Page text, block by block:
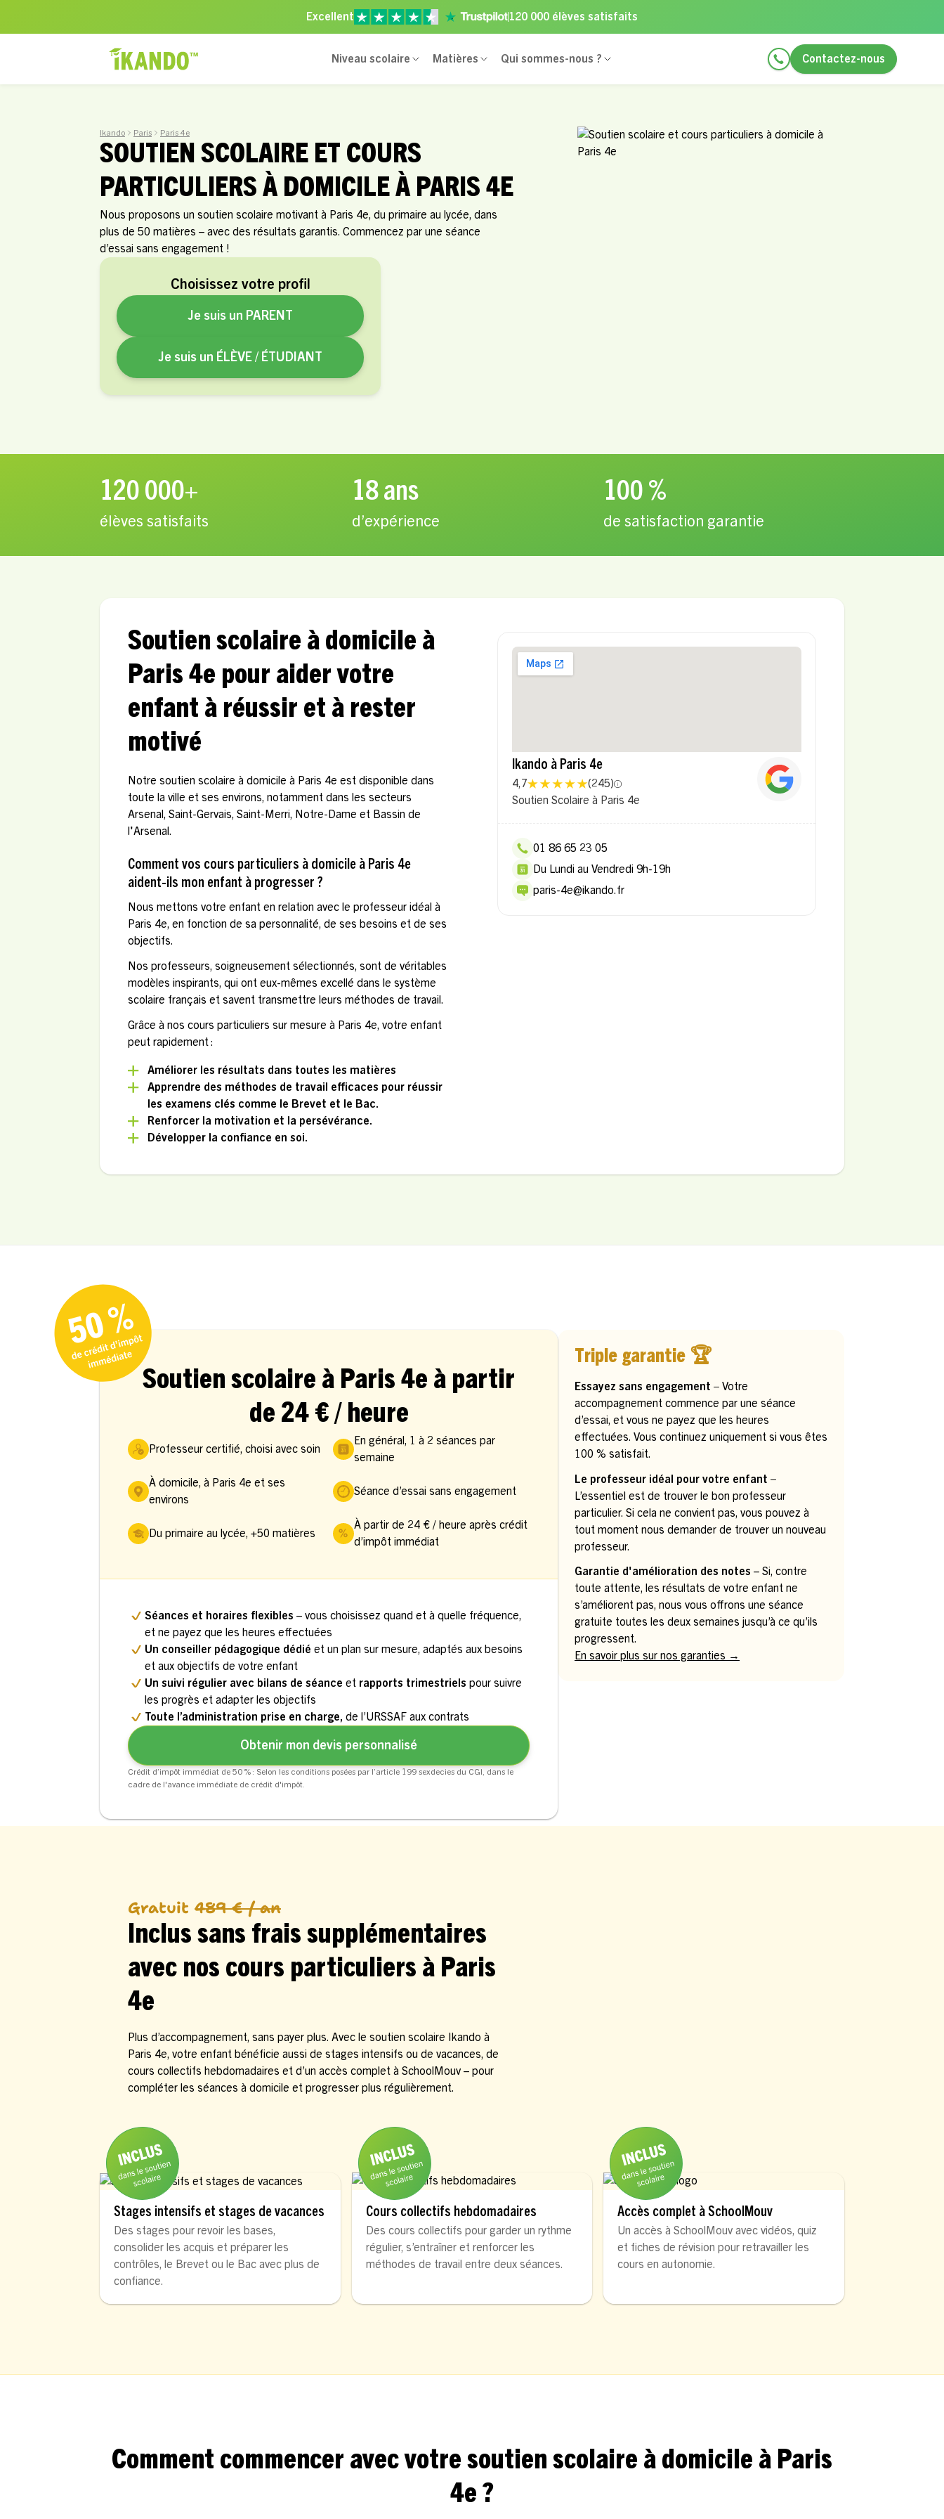
Excellent 120 000 élèves satisfaits
Niveau scolaire Matières Qui sommes-nous ? Contactez-nous
Ikando Paris Paris 4e
SOUTIEN SCOLAIRE ET COURS
PARTICULIERS À DOMICILE À PARIS 4E
Nous proposons un soutien scolaire motivant à Paris 4e, du primaire au lycée, dans
plus de 50 matières – avec des résultats garantis. Commencez par une séance
d’essai sans engagement !
Choisissez votre profil
Je suis un PARENT
Je suis un ÉLÈVE / ÉTUDIANT
120 000+
élèves satisfaits
18 ans
d’expérience
100 %
de satisfaction garantie
Soutien scolaire à domicile à
Paris 4e pour aider votre
enfant à réussir et à rester
motivé
Notre soutien scolaire à domicile à Paris 4e est disponible dans
toute la ville et ses environs, notamment dans les secteurs
Arsenal, Saint-Gervais, Saint-Merri, Notre-Dame et Bassin de
l'Arsenal.
Comment vos cours particuliers à domicile à Paris 4e
aident-ils mon enfant à progresser ?
Nous mettons votre enfant en relation avec le professeur idéal à
Paris 4e, en fonction de sa personnalité, de ses besoins et de ses
objectifs.
Nos professeurs, soigneusement sélectionnés, sont de véritables
modèles inspirants, qui ont eux-mêmes excellé dans le système
scolaire français et savent transmettre leurs méthodes de travail.
Grâce à nos cours particuliers sur mesure à Paris 4e, votre enfant
peut rapidement :
Améliorer les résultats dans toutes les matières
Apprendre des méthodes de travail efficaces pour réussir
les examens clés comme le Brevet et le Bac.
Renforcer la motivation et la persévérance.
Développer la confiance en soi.
Ikando à Paris 4e
4,7 (245)
Soutien Scolaire à Paris 4e
01 86 65 23 05
Du Lundi au Vendredi 9h-19h
paris-4e@ikando.fr
Soutien scolaire à Paris 4e à partir
de 24 € / heure
Professeur certifié, choisi avec soin
À domicile, à Paris 4e et ses
environs
Du primaire au lycée, +50 matières
En général, 1 à 2 séances par
semaine
Séance d’essai sans engagement
À partir de 24 € / heure après crédit
d’impôt immédiat
Séances et horaires flexibles – vous choisissez quand et à quelle fréquence,
et ne payez que les heures effectuées
Un conseiller pédagogique dédié et un plan sur mesure, adaptés aux besoins
et aux objectifs de votre enfant
Un suivi régulier avec bilans de séance et rapports trimestriels pour suivre
les progrès et adapter les objectifs
Toute l’administration prise en charge, de l’URSSAF aux contrats
Obtenir mon devis personnalisé
Crédit d’impôt immédiat de 50 % : Selon les conditions posées par l’article 199 sexdecies du CGI, dans le
cadre de l'avance immédiate de crédit d'impôt.
Triple garantie 🏆
Essayez sans engagement – Votre
accompagnement commence par une séance
d’essai, et vous ne payez que les heures
effectuées. Vous continuez uniquement si vous êtes
100 % satisfait.
Le professeur idéal pour votre enfant –
L’essentiel est de trouver le bon professeur
particulier. Si cela ne convient pas, vous pouvez à
tout moment nous demander de trouver un nouveau
professeur.
Garantie d'amélioration des notes – Si, contre
toute attente, les résultats de votre enfant ne
s’améliorent pas, nous vous offrons une séance
gratuite toutes les deux semaines jusqu’à ce qu’ils
progressent.
En savoir plus sur nos garanties →
Gratuit 489 € / an
Inclus sans frais supplémentaires
avec nos cours particuliers à Paris
4e
Plus d’accompagnement, sans payer plus. Avec le soutien scolaire Ikando à
Paris 4e, votre enfant bénéficie aussi de stages intensifs ou de vacances, de
cours collectifs hebdomadaires et d’un accès complet à SchoolMouv – pour
compléter les séances à domicile et progresser plus régulièrement.
Stages intensifs et stages de vacances
Des stages pour revoir les bases,
consolider les acquis et préparer les
contrôles, le Brevet ou le Bac avec plus de
confiance.
Cours collectifs hebdomadaires
Des cours collectifs pour garder un rythme
régulier, s’entraîner et renforcer les
méthodes de travail entre deux séances.
Accès complet à SchoolMouv
Un accès à SchoolMouv avec vidéos, quiz
et fiches de révision pour retravailler les
cours en autonomie.
Comment commencer avec votre soutien scolaire à domicile à Paris
4e ?